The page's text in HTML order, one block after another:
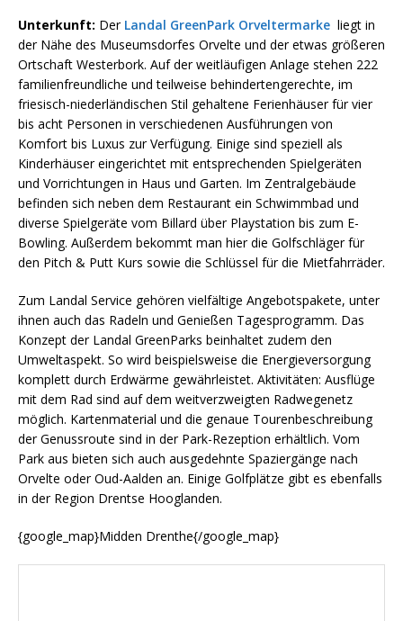
Unterkunft: Der Landal GreenPark Orveltermarke liegt in
der Nähe des Museumsdorfes Orvelte und der etwas größeren
Ortschaft Westerbork. Auf der weitläufigen Anlage stehen 222
familienfreundliche und teilweise behindertengerechte, im
friesisch-niederländischen Stil gehaltene Ferienhäuser für vier
bis acht Personen in verschiedenen Ausführungen von
Komfort bis Luxus zur Verfügung. Einige sind speziell als
Kinderhäuser eingerichtet mit entsprechenden Spielgeräten
und Vorrichtungen in Haus und Garten. Im Zentralgebäude
befinden sich neben dem Restaurant ein Schwimmbad und
diverse Spielgeräte vom Billard über Playstation bis zum E-
Bowling. Außerdem bekommt man hier die Golfschläger für
den Pitch & Putt Kurs sowie die Schlüssel für die Mietfahrräder.
Zum Landal Service gehören vielfältige Angebotspakete, unter
ihnen auch das Radeln und Genießen Tagesprogramm. Das
Konzept der Landal GreenParks beinhaltet zudem den
Umweltaspekt. So wird beispielsweise die Energieversorgung
komplett durch Erdwärme gewährleistet. Aktivitäten: Ausflüge
mit dem Rad sind auf dem weitverzweigten Radwegenetz
möglich. Kartenmaterial und die genaue Tourenbeschreibung
der Genussroute sind in der Park-Rezeption erhältlich. Vom
Park aus bieten sich auch ausgedehnte Spaziergänge nach
Orvelte oder Oud-Aalden an. Einige Golfplätze gibt es ebenfalls
in der Region Drentse Hooglanden.
{google_map}Midden Drenthe{/google_map}